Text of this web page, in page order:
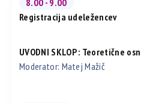
Registracija udeležencev
UVODNI SKLOP : Teoretične
Moderator: Matej Mažič